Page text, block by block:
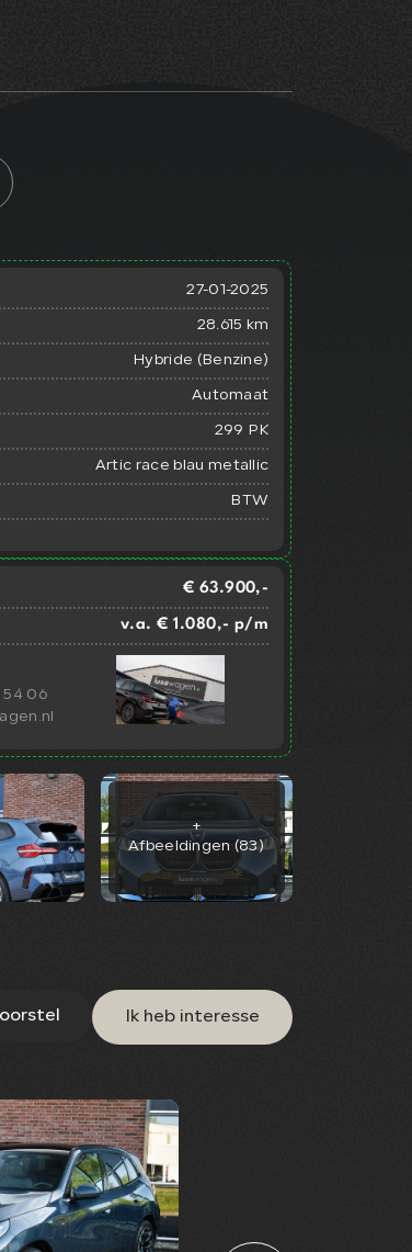
Verkocht
Contact
27-01-2025
28.615 km
Hybride (Benzine)
Automaat
299 PK
Artic race blau metallic
BTW
€ 63.900,-
v.a. € 1.080,- p/m
54 06
+
Afbeeldingen (83)
Ik heb interesse